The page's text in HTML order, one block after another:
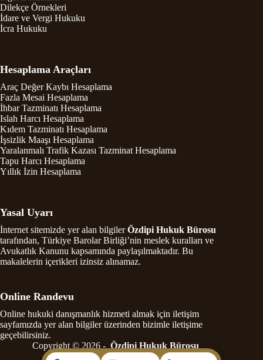
Dilekçe Örnekleri
İdare ve Vergi Hukuku
İcra Hukuku
Hesaplama Araçları
Araç Değer Kaybı Hesaplama
Fazla Mesai Hesaplama
İhbar Tazminatı Hesaplama
Islah Harcı Hesaplama
Kıdem Tazminatı Hesaplama
İşsizlik Maaşı Hesaplama
Yaralanmalı Trafik Kazası Tazminat Hesaplama
Tapu Harcı Hesaplama
Yıllık İzin Hesaplama
Yasal Uyarı
İnternet sitemizde yer alan bilgilerÖzdipi Hukuk Bürosu
tarafından, Türkiye Barolar Birliği’nin meslek kuralları ve
Avukatlık Kanunu kapsamında paylaşılmaktadır. Bu
makalelerin içerikleri izinsiz alınamaz.
Online Randevu
Online hukuki danışmanlık hizmeti almak için iletişim
sayfamızda yer alan bilgiler üzerinden bizimle iletişime
geçebilirsiniz.
Copyright © 2026 -Özdipi Hukuk Bürosu